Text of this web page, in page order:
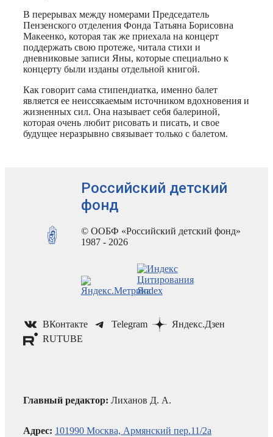
В перерывах между номерами Председатель
Пензенского отделения Фонда Татьяна Борисовна
Макеенко, которая так же приехала на концерт
поддержать свою протеже, читала стихи и
дневниковые записи Яны, которые специально к
концерту были изданы отдельной книгой.
Как говорит сама стипендиатка, именно балет
является ее неиссякаемым источником вдохновения и
жизненных сил. Она называет себя балериной,
которая очень любит рисовать и писать, и свое
будущее неразрывно связывает только с балетом.
Российский детский
фонд
© ООБФ «Российский детский фонд»
1987 - 2026
ВКонтакте Telegram
Яндекс.Дзен
RUTUBE
Главный редактор: Лиханов Д. А.
Адрес: 101990 Москва, Армянский пер.11/2а